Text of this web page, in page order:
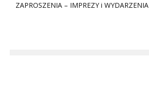
ZAPROSZENIA – IMPREZY i WYDARZENIA